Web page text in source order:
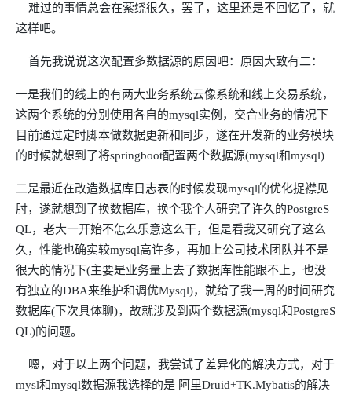
难过的事情总会在萦绕很久，罢了，这里还是不回忆了，就
这样吧。
首先我说说这次配置多数据源的原因吧：原因大致有二：
一是我们的线上的有两大业务系统云像系统和线上交易系统，
这两个系统的分别使用各自的mysql实例，交合业务的情况下
目前通过定时脚本做数据更新和同步，遂在开发新的业务模块
的时候就想到了将springboot配置两个数据源(mysql和mysql)
二是最近在改造数据库日志表的时候发现mysql的优化捉襟见
肘，遂就想到了换数据库，换个我个人研究了许久的PostgreS
QL，老大一开始不怎么乐意这么干，但是看我又研究了这么
久，性能也确实较mysql高许多，再加上公司技术团队并不是
很大的情况下(主要是业务量上去了数据库性能跟不上，也没
有独立的DBA来维护和调优Mysql)，就给了我一周的时间研究
数据库(下次具体聊)，故就涉及到两个数据源(mysql和PostgreS
QL)的问题。
嗯，对于以上两个问题，我尝试了差异化的解决方式，对于
mysl和mysql数据源我选择的是 阿里Druid+TK.Mybatis的解决